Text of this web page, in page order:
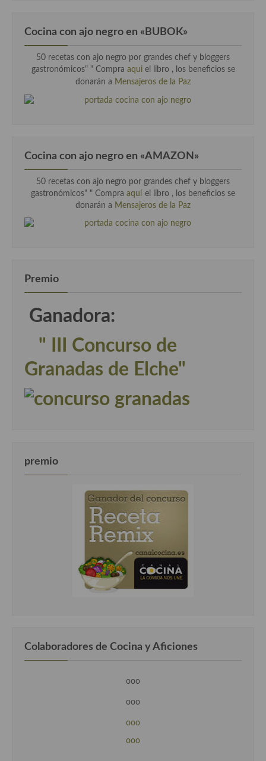
Cocina con ajo negro en «BUBOK»
50 recetas con ajo negro por grandes chef y bloggers
gastronómicos" " Compra aqui el libro , los beneficios se
donarán a Mensajeros de la Paz
Cocina con ajo negro en «AMAZON»
50 recetas con ajo negro por grandes chef y bloggers
gastronómicos" " Compra aquí el libro , los beneficios se
donarán a Mensajeros de la Paz
Premio
Ganadora:
" III Concurso de
Granadas de Elche"
premio
Colaboradores de Cocina y Aficiones
ooo
ooo
ooo
ooo